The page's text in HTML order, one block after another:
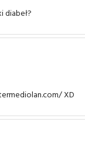
diabeł?
XD